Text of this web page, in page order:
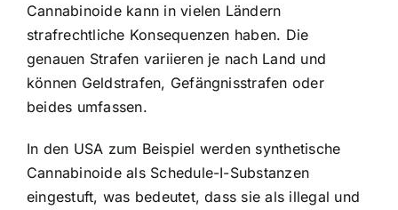
Cannabinoide kann in vielen Ländern
strafrechtliche Konsequenzen haben. Die
genauen Strafen variieren je nach Land und
können Geldstrafen, Gefängnisstrafen oder
beides umfassen.
In den USA zum Beispiel werden synthetische
Cannabinoide als Schedule-I-Substanzen
eingestuft, was bedeutet, dass sie als illegal und